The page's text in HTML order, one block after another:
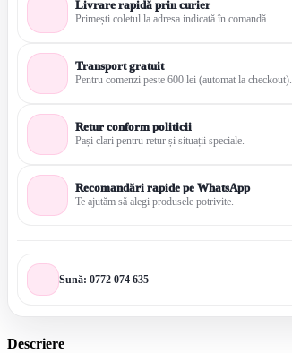
57*57
Livrare rapidă prin curier
Primești coletul la adresa indicată în comandă.
Transport gratuit
Pentru comenzi peste 600 lei (automat la checkout).
Retur conform politicii
Pași clari pentru retur și situații speciale.
Recomandări rapide pe WhatsApp
Te ajutăm să alegi produsele potrivite.
Sună: 0772 074 635
Descriere